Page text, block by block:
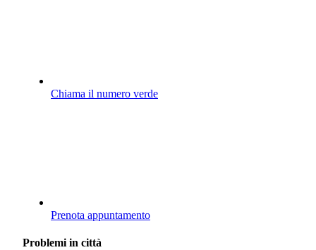
Chiama il numero verde
Prenota appuntamento
Problemi in città